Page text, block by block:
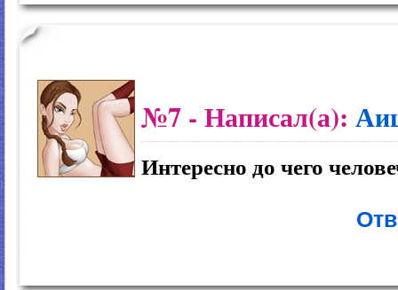
№7 - Написал(а):
Интересно до чего